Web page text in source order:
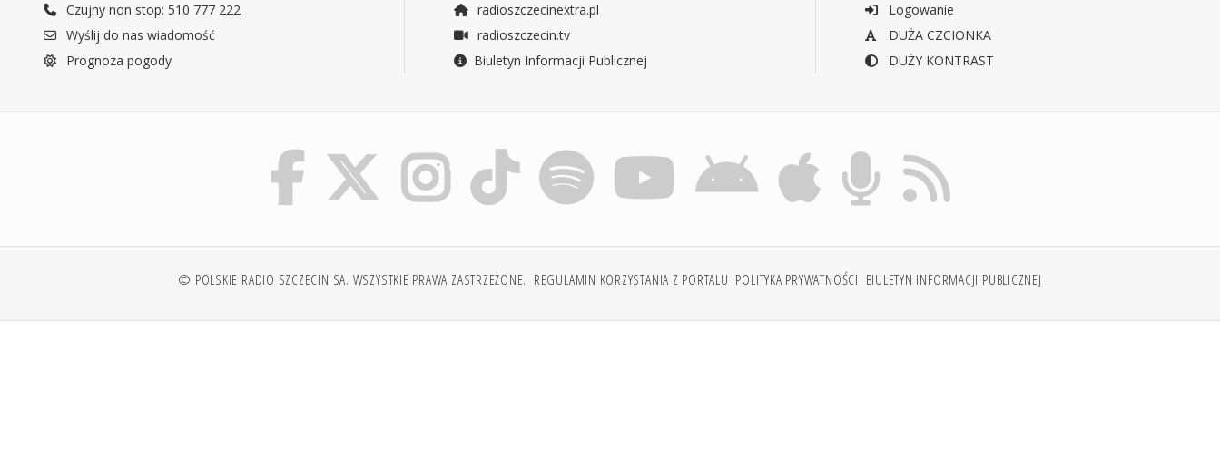
Czujny non stop: 510 777 222
Wyślij do nas wiadomość
Prognoza pogody
radioszczecinextra.pl
radioszczecin.tv
Biuletyn Informacji Publicznej
Logowanie
DUŻA CZCIONKA
DUŻY KONTRAST
© POLSKIE RADIO SZCZECIN SA. WSZYSTKIE PRAWA ZASTRZEŻONE. REGULAMIN KORZYSTANIA Z PORTALU POLITYKA PRYWATNOŚCI BIULETYN INFORMACJI PUBLICZNEJ